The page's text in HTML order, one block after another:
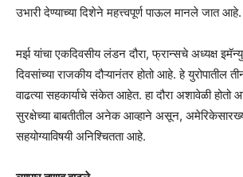
उभारी देण्याच्या दिशेने महत्त्वपूर्ण पाऊल मानले जात आहे.
मर्झ यांचा एकदिवसीय लंडन दौरा, फ्रान्सचे अध्यक्ष
दिवसांच्या राजकीय दौऱ्यानंतर होतो आहे. हे युरोपातील
वाढत्या सहकार्याचे संकेत आहेत. हा दौरा अशावेळी होतो
सुरक्षेच्या बाबतीतील अनेक आव्हाने असून,
सहयोग्याविषयी अनिश्चितता आहे.